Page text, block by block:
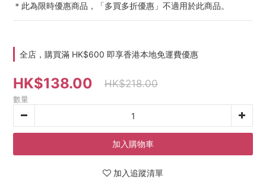
＊此為限時優惠商品，「多買多折優惠」不適用於此商品。
全店，購買滿 HK$600 即享香港本地免運費優惠
HK$138.00 HK$218.00
數量
加入購物車
加入追蹤清單